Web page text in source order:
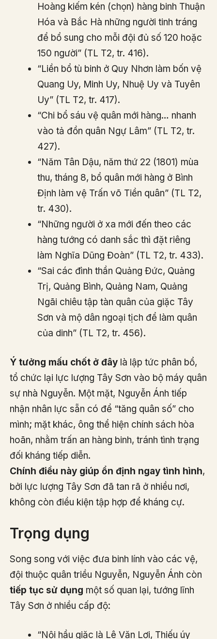
Hoàng kiếm kén (chọn) hàng binh Thuận
Hóa và Bắc Hà những người tinh tráng
để bổ sung cho mỗi đội đủ số 120 hoặc
150 người” (TL T2, tr. 416).
“Liền bổ tù binh ở Quy Nhơn làm bốn vệ
Quang Uy, Minh Uy, Nhuệ Uy và Tuyên
Uy” (TL T2, tr. 417).
“Chi bổ sáu vệ quân mới hàng… nhanh
vào tả đồn quân Ngự Lâm” (TL T2, tr.
427).
“Năm Tân Dậu, năm thứ 22 (1801) mùa
thu, tháng 8, bổ quân mới hàng ở Bình
Định làm vệ Trấn võ Tiền quân” (TL T2,
tr. 430).
“Những người ở xa mới đến theo các
hàng tướng có danh sắc thì đặt riêng
làm Nghĩa Dũng Đoàn” (TL T2, tr. 433).
“Sai các đình thần Quảng Đức, Quảng
Trị, Quảng Bình, Quảng Nam, Quảng
Ngãi chiêu tập tàn quân của giặc Tây
Sơn và mộ dân ngoại tịch để làm quân
của dinh” (TL T2, tr. 456).
Ý tưởng mấu chốt ở đây là lập tức phân bổ,
tổ chức lại lực lượng Tây Sơn vào bộ máy quân
sự nhà Nguyễn. Một mặt, Nguyễn Ánh tiếp
nhận nhân lực sẵn có để “tăng quân số” cho
mình; mặt khác, ông thể hiện chính sách hòa
hoãn, nhằm trấn an hàng binh, tránh tình trạng
đối kháng tiếp diễn.
Chính điều này giúp ổn định ngay tình hình,
bởi lực lượng Tây Sơn đã tan rã ở nhiều nơi,
không còn điều kiện tập hợp để kháng cự.
Trọng dụng
Song song với việc đưa binh lính vào các vệ,
đội thuộc quân triều Nguyễn, Nguyễn Ánh còn
tiếp tục sử dụng một số quan lại, tướng lĩnh
Tây Sơn ở nhiều cấp độ:
“Nội hầu giặc là Lê Văn Lợi, Thiếu úy